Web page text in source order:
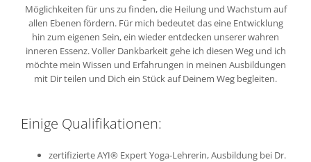
Möglichkeiten für uns zu finden, die Heilung und Wachstum auf
allen Ebenen fördern. Für mich bedeutet das eine Entwicklung
hin zum eigenen Sein, ein wieder entdecken unserer wahren
inneren Essenz. Voller Dankbarkeit gehe ich diesen Weg und ich
möchte mein Wissen und Erfahrungen in meinen Ausbildungen
mit Dir teilen und Dich ein Stück auf Deinem Weg begleiten.
Einige Qualifikationen:
zertifizierte AYI® Expert Yoga-Lehrerin, Ausbildung bei Dr.